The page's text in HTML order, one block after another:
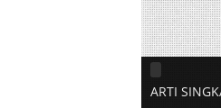
ARTI